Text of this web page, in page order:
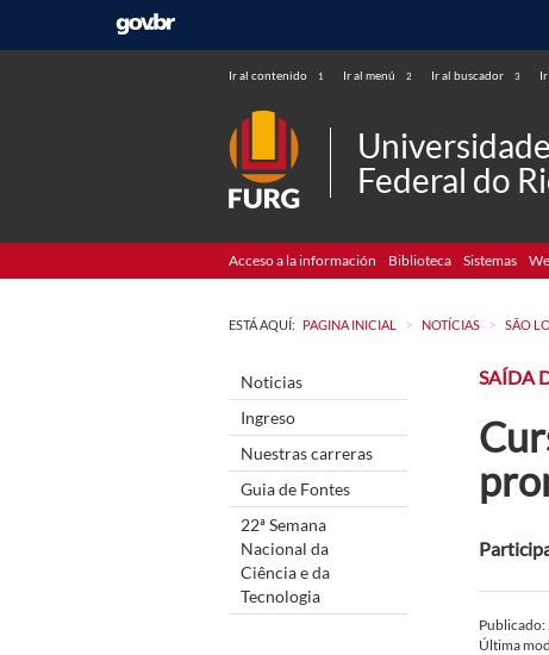
Ir al contenido 1 Ir al menú 2 Ir al buscador 3
Universidade
Federal do
Acceso a la información Biblioteca Sistemas
ESTÁ AQUÍ: PAGINA INICIAL > NOTÍCIAS > SÃO
Noticias
Ingreso
Nuestras carreras
Guia de Fontes
22ª Semana
Nacional da
Ciência e da
Tecnologia
SAÍDA
Última